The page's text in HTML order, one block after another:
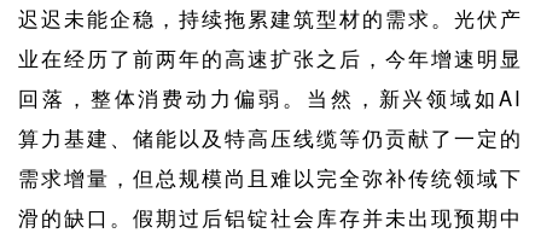
迟迟未能企稳，持续拖累建筑型材的需求。光伏产
业在经历了前两年的高速扩张之后，今年增速明显
回落，整体消费动力偏弱。当然，新兴领域如AI
算力基建、储能以及特高压线缆等仍贡献了一定的
需求增量，但总规模尚且难以完全弥补传统领域下
滑的缺口。假期过后铝锭社会库存并未出现预期中